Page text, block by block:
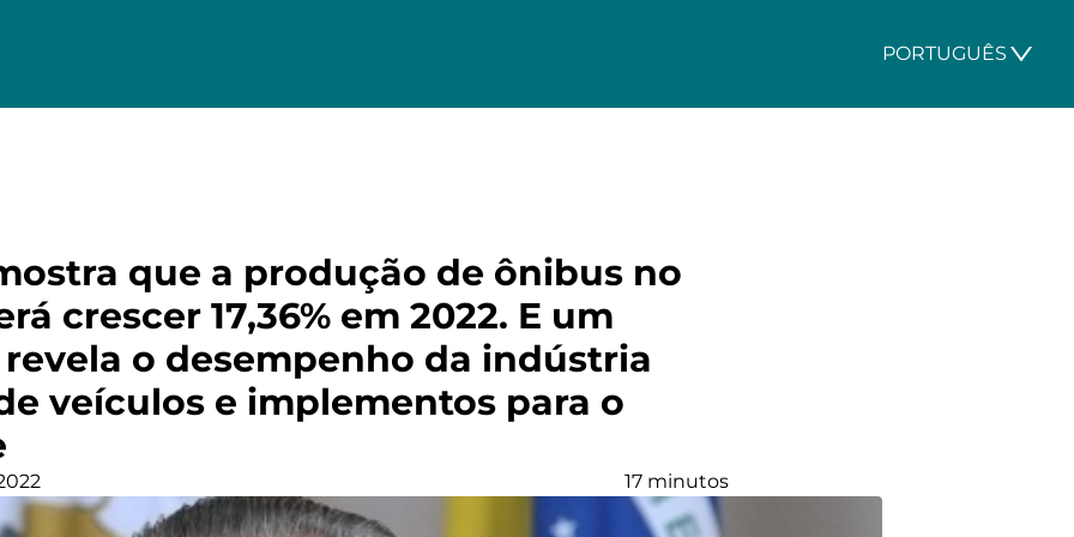
PORTUGUÊS
que a produção de ônibus no
crescer 17,36% em 2022. E um
o desempenho da indústria
veículos e implementos para o
17 minutos